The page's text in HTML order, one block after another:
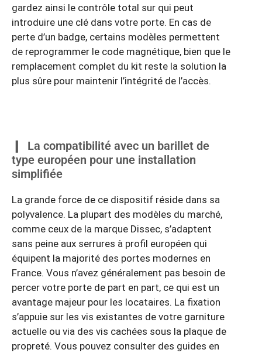
gardez ainsi le contrôle total sur qui peut
introduire une clé dans votre porte. En cas de
perte d’un badge, certains modèles permettent
de reprogrammer le code magnétique, bien que le
remplacement complet du kit reste la solution la
plus sûre pour maintenir l’intégrité de l’accès.
La compatibilité avec un barillet de
type européen pour une installation
simplifiée
La grande force de ce dispositif réside dans sa
polyvalence. La plupart des modèles du marché,
comme ceux de la marque Dissec, s’adaptent
sans peine aux serrures à profil européen qui
équipent la majorité des portes modernes en
France. Vous n’avez généralement pas besoin de
percer votre porte de part en part, ce qui est un
avantage majeur pour les locataires. La fixation
s’appuie sur les vis existantes de votre garniture
actuelle ou via des vis cachées sous la plaque de
propreté. Vous pouvez consulter des guides en